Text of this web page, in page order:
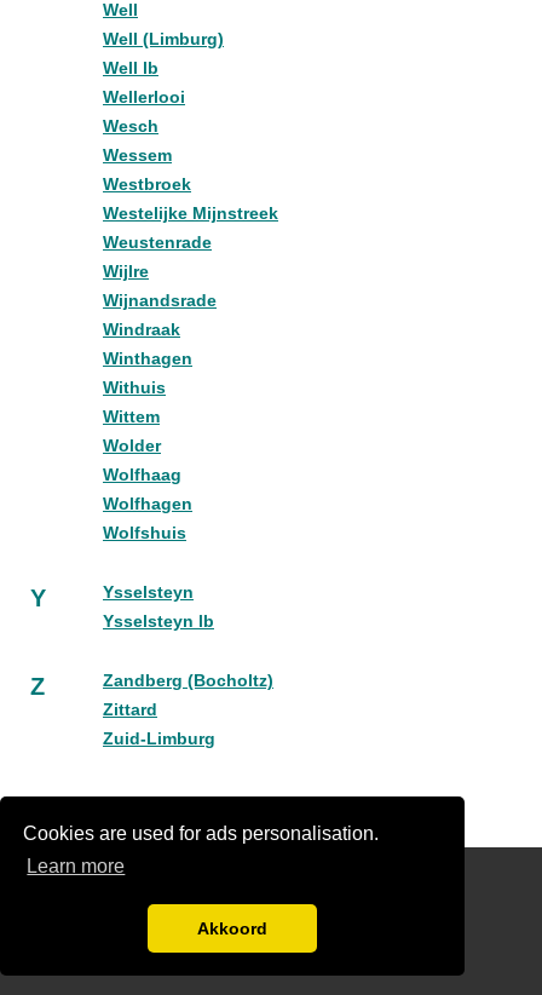
Cookies are used for ads personalisation.
Learn more
Akkoord
Well
Well (Limburg)
Well lb
Wellerlooi
Wesch
Wessem
Westbroek
Westelijke Mijnstreek
Weustenrade
Wijlre
Wijnandsrade
Windraak
Winthagen
Withuis
Wittem
Wolder
Wolfhaag
Wolfhagen
Wolfshuis
Y
Ysselsteyn
Ysselsteyn lb
Z
Zandberg (Bocholtz)
Zittard
Zuid-Limburg
hoveniergegevens.nl